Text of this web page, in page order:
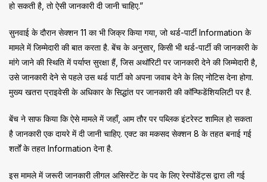
हो सकती है, तो ऐसी जानकारी दी जानी चाहिए.”
सुनवाई के दौरान सेक्शन 11 का भी जिक्र किया गया, जो थर्ड-पार्टी Information के
मामले में जिम्मेदारी की बात करता है. बेंच के अनुसार, किसी भी थर्ड-पार्टी की जानकारी के
मांगे जाने की स्थिति में पर्याप्त सुरक्षा हैं, जिस अथॉरिटी पर जानकारी देने की जिम्मेदारी है,
उसे जानकारी देने से पहले उस थर्ड पार्टी को अपना जवाब देने के लिए नोटिस देना होगा.
मुख्य खतरा प्राइवेसी के अधिकार के सिद्धांत पर जानकारी की कॉन्फिडेंशियलिटी पर है.
बेंच ने साफ किया कि ऐसे मामले में जहाँ, आम तौर पर पब्लिक इंटरेस्ट शामिल हो सकता
है जानकारी एक दायरे में दी जानी चाहिए. एक्ट का मकसद सेक्शन 8 के तहत बनाई गई
शर्तों के तहत Information देना है.
इस मामले में जरूरी जानकारी लीगल असिस्टेंट के पद के लिए रेस्पोंडेंट्स द्वारा ली गई